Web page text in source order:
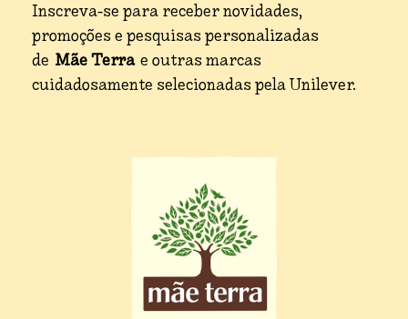
Inscreva-se para receber novidades,
promoções e pesquisas personalizadas
de Mãe Terrae outras marcas
cuidadosamente selecionadas pela Unilever.